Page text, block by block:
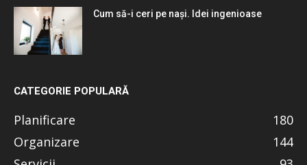
Cum să-i ceri pe nași. Idei ingenioase
CATEGORIE POPULARĂ
Planificare
180
Organizare
144